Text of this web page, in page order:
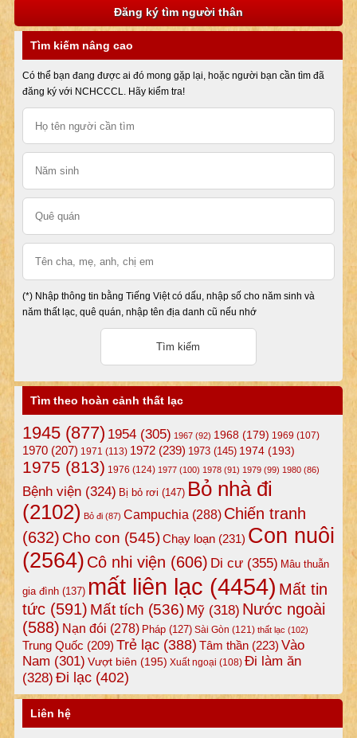
Đăng ký tìm người thân
Tìm kiếm nâng cao
Có thể bạn đang được ai đó mong gặp lại, hoặc người bạn cần tìm đã
đăng ký với NCHCCCL. Hãy kiểm tra!
(*) Nhập thông tin bằng Tiếng Việt có dấu, nhập số cho năm sinh và
năm thất lạc, quê quán, nhập tên địa danh cũ nếu nhớ
Tìm theo hoàn cảnh thất lạc
1945(877) 1954(305) 1967(92) 1968(179) 1969 (107)
1970(207) 1971 (113) 1972(239) 1973(145) 1974(193)
1975 (813) 1976 (124) 1977(100) 1978(91) 1979(99) 1980(86)
Bệnh viện(324) Bị bỏ rơi (147) Bỏ nhà đi
(2102) Bỏ đi(87) Campuchia (288) Chiến tranh
(632) Cho con (545)Chạy loạn(231) Con nuôi
(2564) Cô nhi viện (606) Di cư(355) Mâu thuẫn
gia đình(137) mất liên lạc (4454) Mất tin
tức(591) Mất tích (536) Mỹ(318) Nước ngoài
(588) Nạn đói (278) Pháp(127) Sài Gòn (121) thất lạc (102)
Trung Quốc (209) Trẻ lạc(388) Tâm thần(223) Vào
Nam (301) Vượt biên (195) Xuất ngoại (108) Đi làm ăn
(328) Đi lạc(402)
Liên hệ